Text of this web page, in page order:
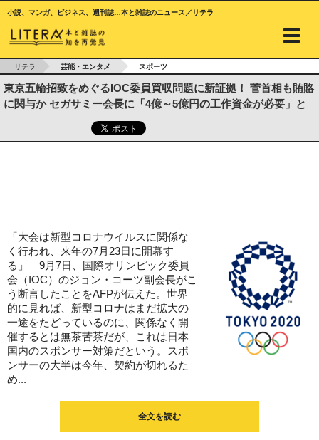
小説、マンガ、ビジネス、週刊誌…本と雑誌のニュース／リテラ
リテラ 芸能・エンタメ スポーツ
東京五輪招致をめぐるIOC委員買収問題に新証拠！ 菅首相も賄賂
に関与か セガサミー会長に「4億～5億円の工作資金が必要」と
「大会は新型コロナウイルスに関係な
く行われ、来年の7月23日に開幕す
る」 9月7日、国際オリンピック委員
会（IOC）のジョン・コーツ副会長がこ
う断言したことをAFPが伝えた。世界
的に見れば、新型コロナはまだ拡大の
一途をたどっているのに、関係なく開
催するとは無茶苦茶だが、これは日本
国内のスポンサー対策だという。スポ
ンサーの大半は今年、契約が切れるた
め...
全文を読む